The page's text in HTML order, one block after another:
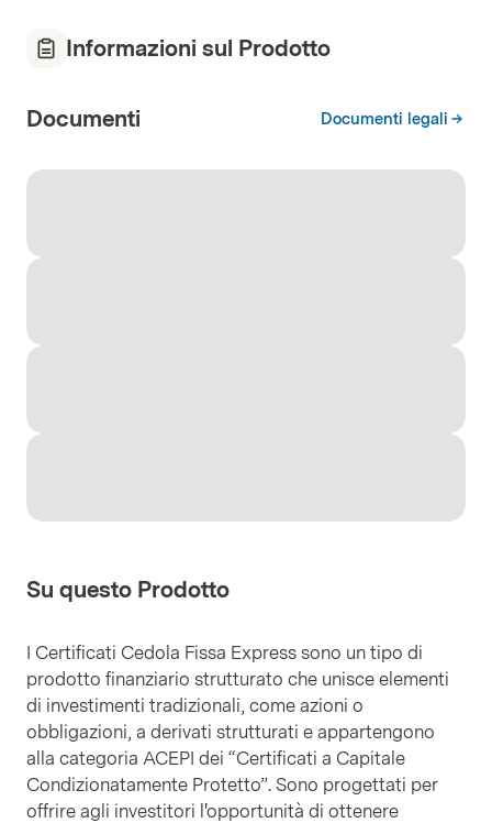
Informazioni sul Prodotto
Documenti Documenti legali
Su questo Prodotto
I Certificati Cedola Fissa Express sono un tipo di
prodotto finanziario strutturato che unisce elementi
di investimenti tradizionali, come azioni o
obbligazioni, a derivati strutturati e appartengono
alla categoria ACEPI dei “Certificati a Capitale
Condizionatamente Protetto”. Sono progettati per
offrire agli investitori l'opportunità di ottenere